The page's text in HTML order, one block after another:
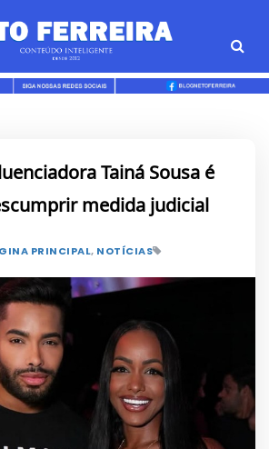
Tainá Sousa é
medida judicial
PRINCIPAL, NOTÍCIAS